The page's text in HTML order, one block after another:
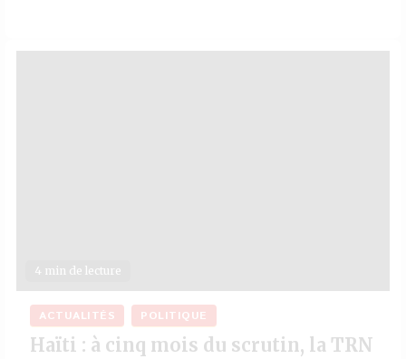
4 min de lecture
ACTUALITÉS POLITIQUE
Haïti : à cinq mois du scrutin, la TRN